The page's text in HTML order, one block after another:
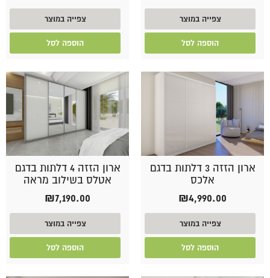
צפייה במוצר
הוספה לסל
צפייה במוצר
הוספה לסל
ארון הזזה 3 דלתות בדגם
אלכס
₪4,990.00
צפייה במוצר
הוספה לסל
ארון הזזה 4 דלתות בדגם
אטלס בשילוב מראה
₪7,190.00
צפייה במוצר
הוספה לסל